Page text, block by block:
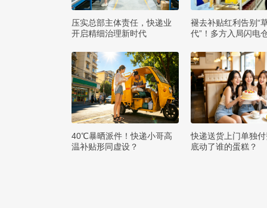
压实总部主体责任，快递业
开启精细治理新时代
褪去补贴红利告别“
代”！多方入局闪电
40℃暴晒派件！快递小哥高
温补贴形同虚设？
快递送货上门单独
底动了谁的蛋糕？